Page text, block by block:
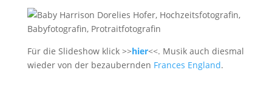
Für die Slideshow klick >>hier<<. Musik auch diesmal
wieder von der bezaubernden Frances England.